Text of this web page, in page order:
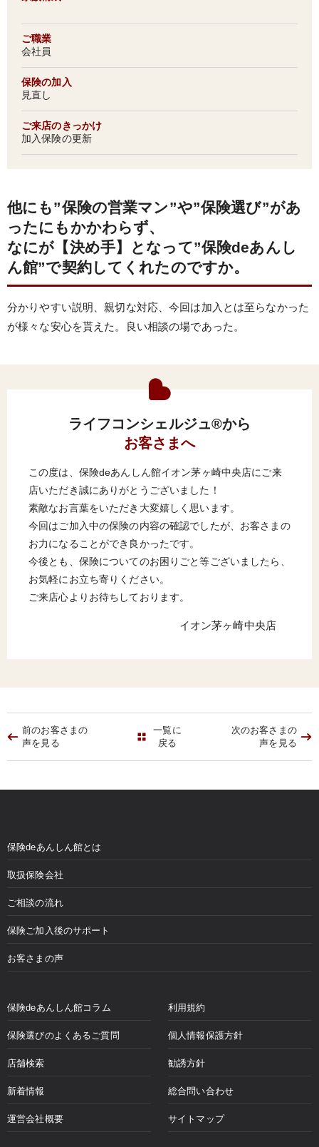
ご職業
会社員
保険の加入
見直し
ご来店のきっかけ
加入保険の更新
他にも”保険の営業マン”や”保険選び”があ
ったにもかかわらず、
なにが【決め手】となって”保険deあんし
ん館”で契約してくれたのですか。
分かりやすい説明、親切な対応、今回は加入とは至らなかった
が様々な安心を貰えた。良い相談の場であった。
ライフコンシェルジュ®から
お客さまへ
この度は、保険deあんしん館イオン茅ヶ崎中央店にご来
店いただき誠にありがとうございました！
素敵なお言葉をいただき大変嬉しく思います。
今回はご加入中の保険の内容の確認でしたが、お客さまの
お力になることができ良かったです。
今後とも、保険についてのお困りごと等ございましたら、
お気軽にお立ち寄りください。
ご来店心よりお待ちしております。
イオン茅ヶ崎中央店
前のお客さまの
声を見る
一覧に
戻る
次のお客さまの
声を見る
保険deあんしん館とは
取扱保険会社
ご相談の流れ
保険ご加入後のサポート
お客さまの声
保険deあんしん館コラム
保険選びのよくあるご質問
店舗検索
新着情報
運営会社概要
利用規約
個人情報保護方針
勧誘方針
総合問い合わせ
サイトマップ